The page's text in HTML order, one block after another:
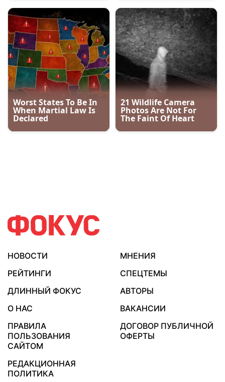
НОВОСТИ
МНЕНИЯ
РЕЙТИНГИ
СПЕЦТЕМЫ
ДЛИННЫЙ ФОКУС
АВТОРЫ
О НАС
ВАКАНСИИ
ПРАВИЛА
ПОЛЬЗОВАНИЯ
САЙТОМ
ДОГОВОР ПУБЛИЧНОЙ
ОФЕРТЫ
РЕДАКЦИОННАЯ
ПОЛИТИКА